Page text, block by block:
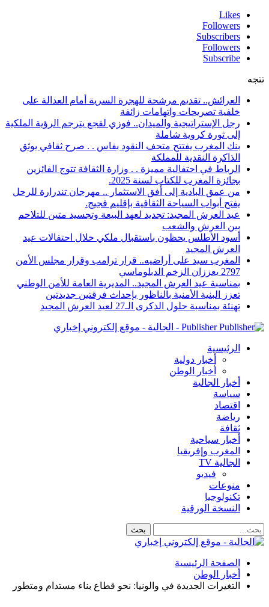
Likes
Followers
Subscribers
Followers
Subscribe
تتجه
العرائش.. تقديم مرشحة للهجرة السرية أمام العدالة على
خلفية تصريحات واتهامات زائفة
رجل الإستراتيجية والميدان.. فوزي لقجع يترجم الرؤية الملكية
إلى ثورة كروية شاملة
بنك المغرب يفتتح متحف النقود بفاس . . صرح ثقافي يوثق
الذاكرة النقدية للمملكة
الرباط في احتفالية مميزة . . وزارة الثقافة تتوج الفائزين
بجائزة المغرب للكتاب لسنة 2025.
من عمق البادية إلى أفق الاستثمار .. مهرجان تندرارة للرحل
يفتح أبواب السياحة الثقافية بإقليم فجيج.
عيد العرش المجيد: تجديد لعهد البيعة وتجسيد متين للتلاحم
بين العرش والشعب
أسود الأطلس يحظون باستقبال ملكي خلال احتفالات عيد
العرش المجيد
المغرب سيد على أراضيه.. قرار ترامب وقرار مجلس الأمن
2797 يعززان الزخم الدبلوماسي
بمناسبة عيد العرش المجيد.. المديرية العامة للأمن الوطني
تعزز البنية الأمنية بالناظور بإحداث فرقتين جديدتين
تهنئة بمناسبة حلول الذكرى الـ27 لعيد العرش المجيد
Publisher - الجالية - موقع إلكتروني إخباري
الرئيسية
أخبار دولية
أخبار الوطن
أخبار الجالية
سياسة
اقتصاد
رياضة
ثقافة
أخبار سياحية
المغرب وإفريقيا
الجالية TV
فيديو
منوعات
تكنولوجيا
النسخة الورقية
الصفحة الرئيسية
أخبار الوطن
التغيرات الجديدة في والونيا: نحو قطاع بناء مستدام ومتطور